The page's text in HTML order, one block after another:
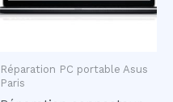
Réparation PC portable Asus
Paris